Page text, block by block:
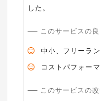
した。
このサービスの
中小、フリーラ
コストパフォー
このサービスの